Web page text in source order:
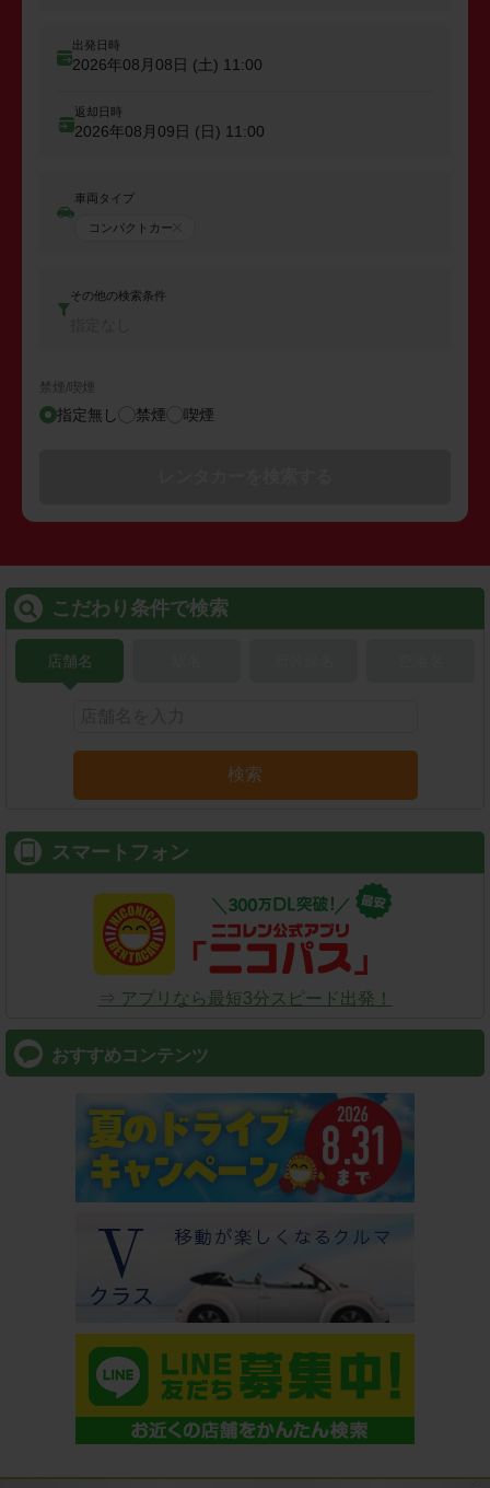
出発日時
2026年08月08日 (土) 11:00
返却日時
2026年08月09日 (日) 11:00
車両タイプ
コンパクトカー
その他の検索条件
禁煙/喫煙
指定無し 禁煙 喫煙
こだわり条件で検索
店舗名
検索
スマートフォン
⇒ アプリなら最短3分スピード出発！
おすすめコンテンツ